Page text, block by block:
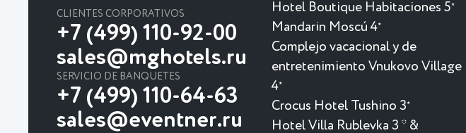
CLIENTES CORPORATIVOS
+7 (499) 110-92-00
sales@mghotels.ru
SERVICIO DE BANQUETES
+7 (499) 110-64-63
sales@eventner.ru
Hotel Boutique Habitaciones 5★
Mandarin Moscú 4★
Complejo vacacional y de
entretenimiento Vnukovo Village
4★
Crocus Hotel Tushino 3★
Hotel Villa Rublevka 3 * &